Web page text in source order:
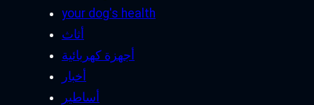
your dog's health
أثاث
أجهزة كهربائية
أخبار
أساطير